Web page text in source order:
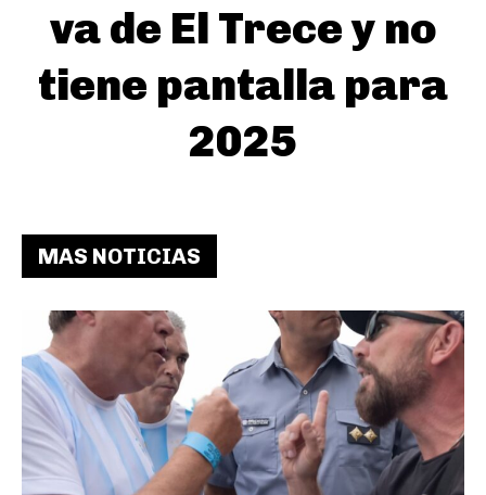
va de El Trece y no
tiene pantalla para
2025
MAS NOTICIAS